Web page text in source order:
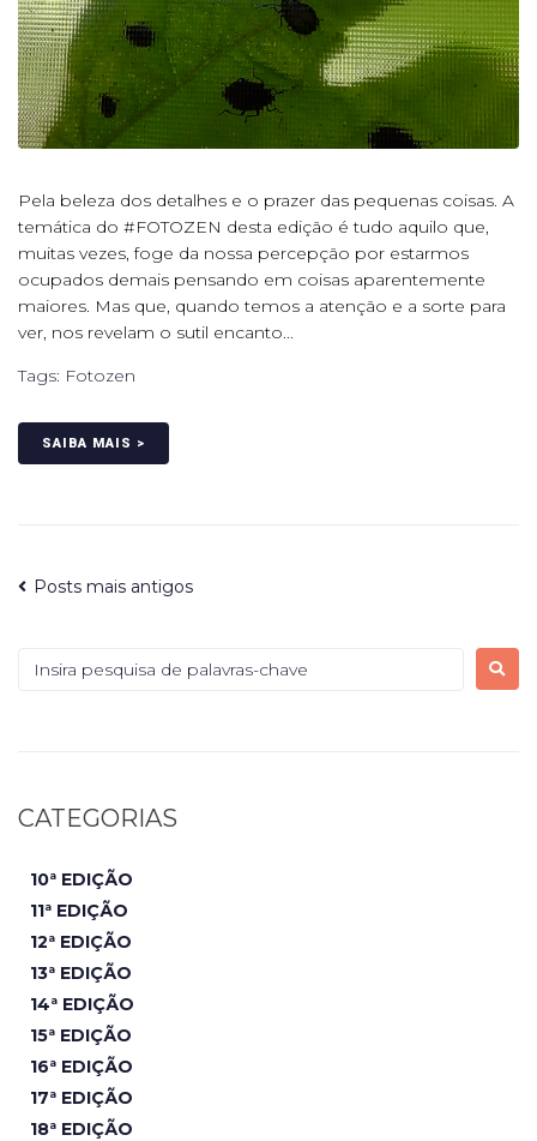
Pela beleza dos detalhes e o prazer das pequenas coisas. A
temática do #FOTOZEN desta edição é tudo aquilo que,
muitas vezes, foge da nossa percepção por estarmos
ocupados demais pensando em coisas aparentemente
maiores. Mas que, quando temos a atenção e a sorte para
ver, nos revelam o sutil encanto...
Tags: Fotozen
SAIBA MAIS >
Posts mais antigos
CATEGORIAS
10ª EDIÇÃO
11ª EDIÇÃO
12ª EDIÇÃO
13ª EDIÇÃO
14ª EDIÇÃO
15ª EDIÇÃO
16ª EDIÇÃO
17ª EDIÇÃO
18ª EDIÇÃO